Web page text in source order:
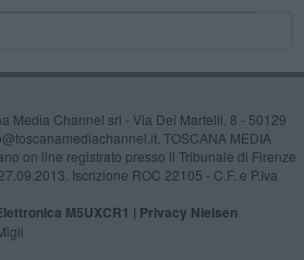
Media Channel srl - Via Dei Martelli, 8 - 50129
TOSCANA MEDIA
on line registrato presso il Tribunale di Firenze
Iscrizione ROC 22105 - C.F. e P.Iva
M5UXCR1 | Privacy Nielsen